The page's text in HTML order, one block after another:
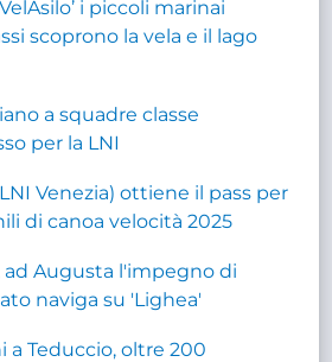
i piccoli marinai
scoprono la vela e il lago
a squadre classe
per la LNI
Venezia) ottiene il pass per
di canoa velocità 2025
ad Augusta l'impegno di
naviga su 'Lighea'
a Teduccio, oltre 200